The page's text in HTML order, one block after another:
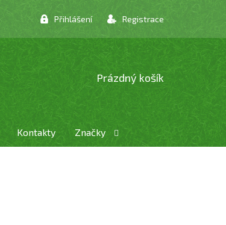
Přihlášení Registrace
NÁKUPNÍ
KOŠÍK
Prázdný košík
Kontakty Značky